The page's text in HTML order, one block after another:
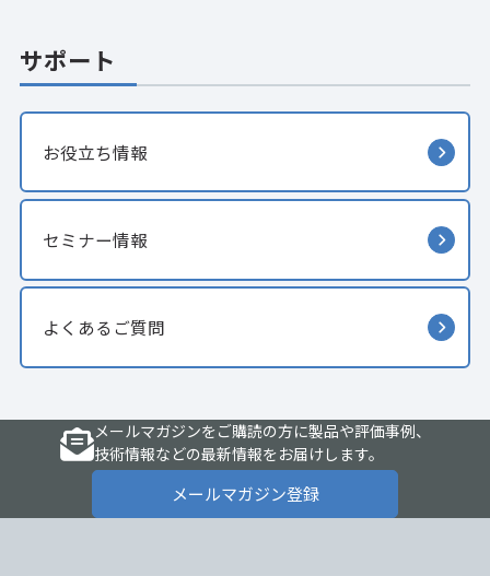
サポート
お役立ち情報
セミナー情報
よくあるご質問
メールマガジンをご購読の方に製品や評価事例、
技術情報などの最新情報をお届けします。
メールマガジン登録